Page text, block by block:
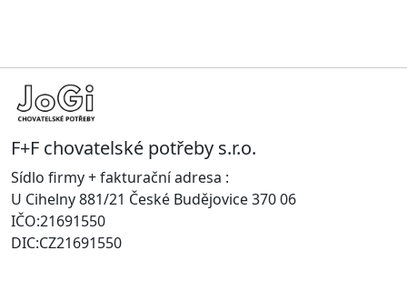
F+F chovatelské potřeby s.r.o.
Sídlo firmy + fakturační adresa :
U Cihelny 881/21 České Budějovice 370 06
IČO:21691550
DIC:CZ21691550